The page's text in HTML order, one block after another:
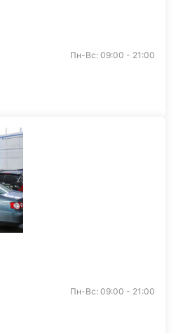
Пн-Вс: 09:00 - 21:00
Пн-Вс: 09:00 - 21:00